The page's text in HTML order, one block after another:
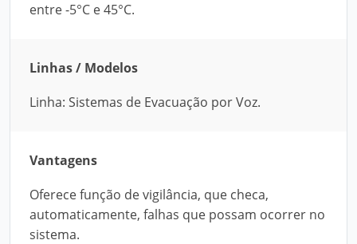
entre -5°C e 45°C.
Linhas / Modelos
Linha: Sistemas de Evacuação por Voz.
Vantagens
Oferece função de vigilância, que checa,
automaticamente, falhas que possam ocorrer no
sistema.